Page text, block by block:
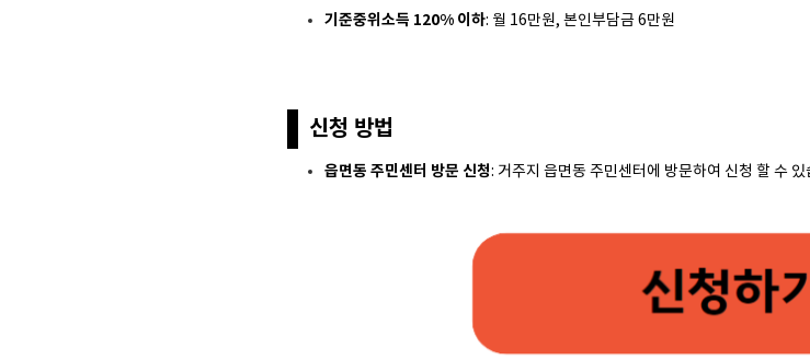
기준중위소득 120% 이하: 월 16만원, 본인부담금 6만원
신청 방법
읍면동 주민센터 방문 신청: 거주지 읍면동 주민센터에 방문하여 신청 할 수 있